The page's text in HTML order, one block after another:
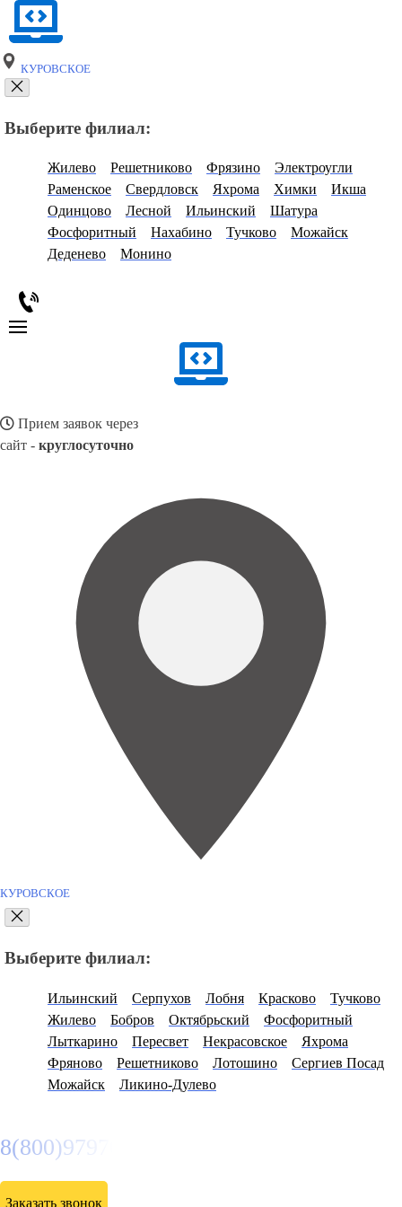
КУРОВСКОЕ
Выберите филиал:
Жилево Решетниково Фрязино
Электроугли
Раменское
Свердловск Яхрома Химки
Икша
Одинцово
Лесной Ильинский
Шатура
Фосфоритный
Нахабино Тучково
Можайск
Деденево
Монино
Прием заявок через
сайт - круглосуточно
КУРОВСКОЕ
Выберите филиал:
Ильинский Серпухов Лобня Красково
Тучково
Жилево
Бобров Октябрьский
Фосфоритный
Лыткарино
Пересвет Некрасовское
Яхрома
Фряново
Решетниково Лотошино
Сергиев Посад
Можайск
Ликино-Дулево
8(800)9797043
Заказать звонок